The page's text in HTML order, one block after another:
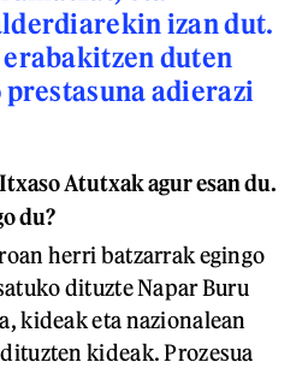
izan dut.
duten
adierazi
Atutxak agur esan du.
du?
herri batzarrak egingo
dituzte Napar Buru
kideak eta nazionalean
kideak. Prozesua